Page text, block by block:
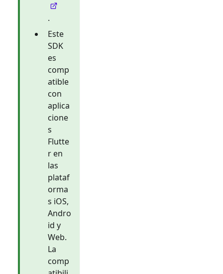
.
Este
SDK
es
comp
atible
con
aplica
cione
s
Flutte
r en
las
plataf
orma
s iOS,
Andro
id y
Web.
La
comp